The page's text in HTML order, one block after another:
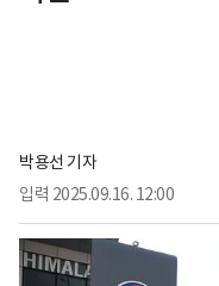
박용선 기자
입력 2025.09.16. 12:00